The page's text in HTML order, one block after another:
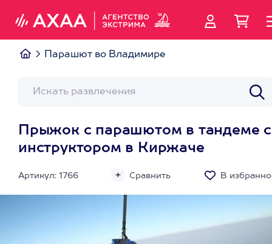
Парашют во Владимире
Прыжок с парашютом в тандеме с
инструктором в Киржаче
Артикул: 1766 Сравнить В